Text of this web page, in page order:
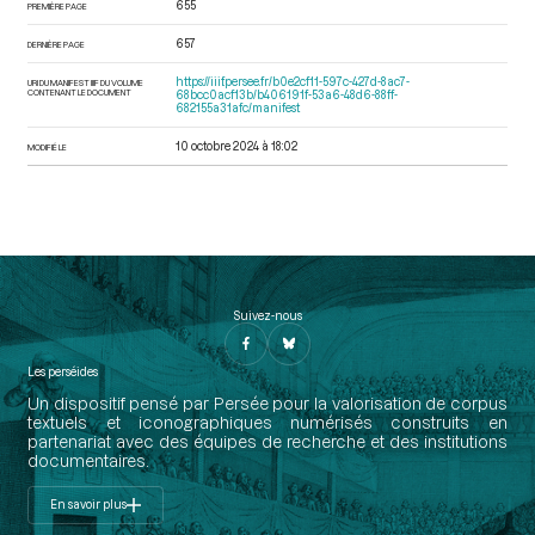
PREMIÈRE PAGE 655
DERNIÈRE PAGE 657
URI DU MANIFEST IIIF DU VOLUME
CONTENANT LE DOCUMENT
https://iiif.persee.fr/b0e2cf11-597c-427d-8ac7-
68bcc0acf13b/b406191f-53a6-48d6-88ff-
682155a31afc/manifest
MODIFIÉ LE 10 octobre 2024 à 18:02
Suivez-nous
Les perséides
Un dispositif pensé par Persée pour la valorisation de corpus
textuels et iconographiques numérisés construits en
partenariat avec des équipes de recherche et des institutions
documentaires.
En savoir plus